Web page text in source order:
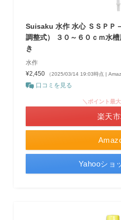
Suisaku 水作 水心 ＳＳＰＰ
調整式） ３０～６０ｃｍ水
き
水作
¥2,450
（2025/03/14 19:03時点 |
口コミを見る
＼ポイント最
楽天
Yahooショ